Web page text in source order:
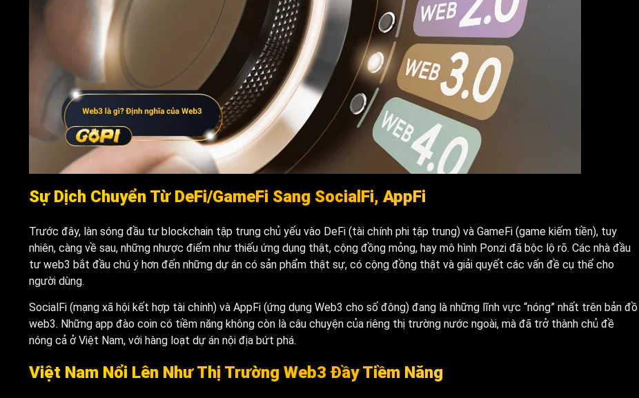
Sự Dịch Chuyển Từ DeFi/GameFi Sang SocialFi, AppFi
Trước đây, làn sóng đầu tư blockchain tập trung chủ yếu vào DeFi (tài chính phi tập trung) và GameFi (game kiếm tiền), tuy
nhiên, càng về sau, những nhược điểm như thiếu ứng dụng thật, cộng đồng mỏng, hay mô hình Ponzi đã bộc lộ rõ. Các nhà đầu
tư web3 bắt đầu chú ý hơn đến những dự án có sản phẩm thật sự, có cộng đồng thật và giải quyết các vấn đề cụ thể cho
người dùng.
SocialFi (mạng xã hội kết hợp tài chính) và AppFi (ứng dụng Web3 cho số đông) đang là những lĩnh vực “nóng” nhất trên bản đồ
web3. Những app đào coin có tiềm năng không còn là câu chuyện của riêng thị trường nước ngoài, mà đã trở thành chủ đề
nóng cả ở Việt Nam, với hàng loạt dự án nội địa bứt phá.
Việt Nam Nổi Lên Như Thị Trường Web3 Đầy Tiềm Năng